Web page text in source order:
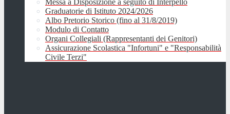
Messa a Disposizione a seguito di Interpello
Graduatorie di Istituto 2024/2026
Albo Pretorio Storico (fino al 31/8/2019)
Modulo di Contatto
Organi Collegiali (Rappresentanti dei Genitori)
Assicurazione Scolastica "Infortuni" e "Responsabilità
Civile Terzi"